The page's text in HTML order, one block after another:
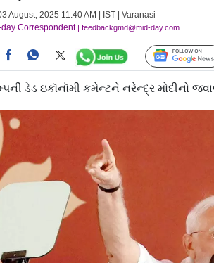
August, 2025 11:40 AM | IST | Varanasi
Correspondent| feedbackgmd@mid-day.com
Follow Us
ડેડ ઇકૉનૉમી કમેન્ટને નરેન્દ્ર મોદીનો